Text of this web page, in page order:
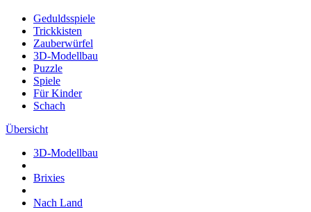
Geduldsspiele
Trickkisten
Zauberwürfel
3D-Modellbau
Puzzle
Spiele
Für Kinder
Schach
Übersicht
3D-Modellbau
Brixies
Nach Land